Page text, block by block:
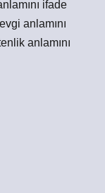
ifade
anlamını
anlamını